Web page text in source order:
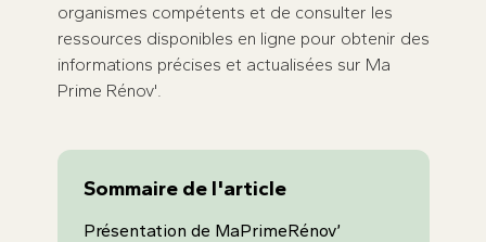
organismes compétents et de consulter les
ressources disponibles en ligne pour obtenir des
informations précises et actualisées sur Ma
Prime Rénov'.
Sommaire de l'article
Présentation de MaPrimeRénov’